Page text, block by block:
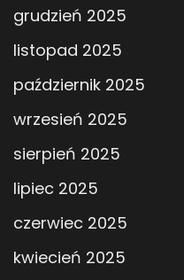
grudzień 2025
listopad 2025
październik 2025
wrzesień 2025
sierpień 2025
lipiec 2025
czerwiec 2025
kwiecień 2025